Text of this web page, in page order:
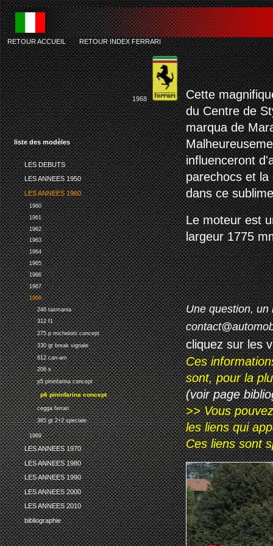
liste des modèles
LES DEBUTS
LES ANNEES 1950
LES ANNEES 1960
1960
1961
1962
1963
1964
1965
1966
1967
1968
246 tasmania
312 f1
275 p michelotti concept
330 gt break vignale
612 can-am
206 s
p5 pininfarina concept
p6 pininfarina concept
cegga ferrari
365 gt 2+2 speciale
1969
LES ANNEES 1970
LES ANNEES 1980
LES ANNEES 1990
LES ANNEES 2000
LES ANNEES 2010
bibliographie
RETOUR ACCUEIL-RETOUR INDEX FERRARI
1968
Cette
du Centre de
marqua de
influenceront
parechocs et la
dans ce
Le moteur est
largeur 1775
Une question, un
cliquez sur les
Ces
sont, pour la
(voir page
>> Vous
les liens qui
Ces liens sont